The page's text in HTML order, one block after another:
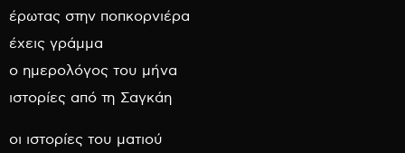
έρωτας στην ποπκορνιέρα
έχεις γράμμα
ο ημερολόγος του μήνα
ιστορίες από τη Σαγκάη
οι ιστορίες του ματιού